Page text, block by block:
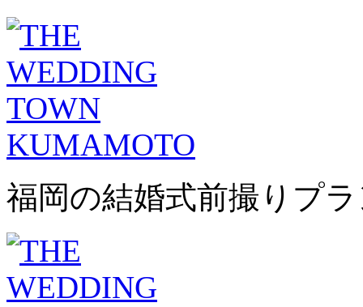
福岡の結婚式前撮りプ